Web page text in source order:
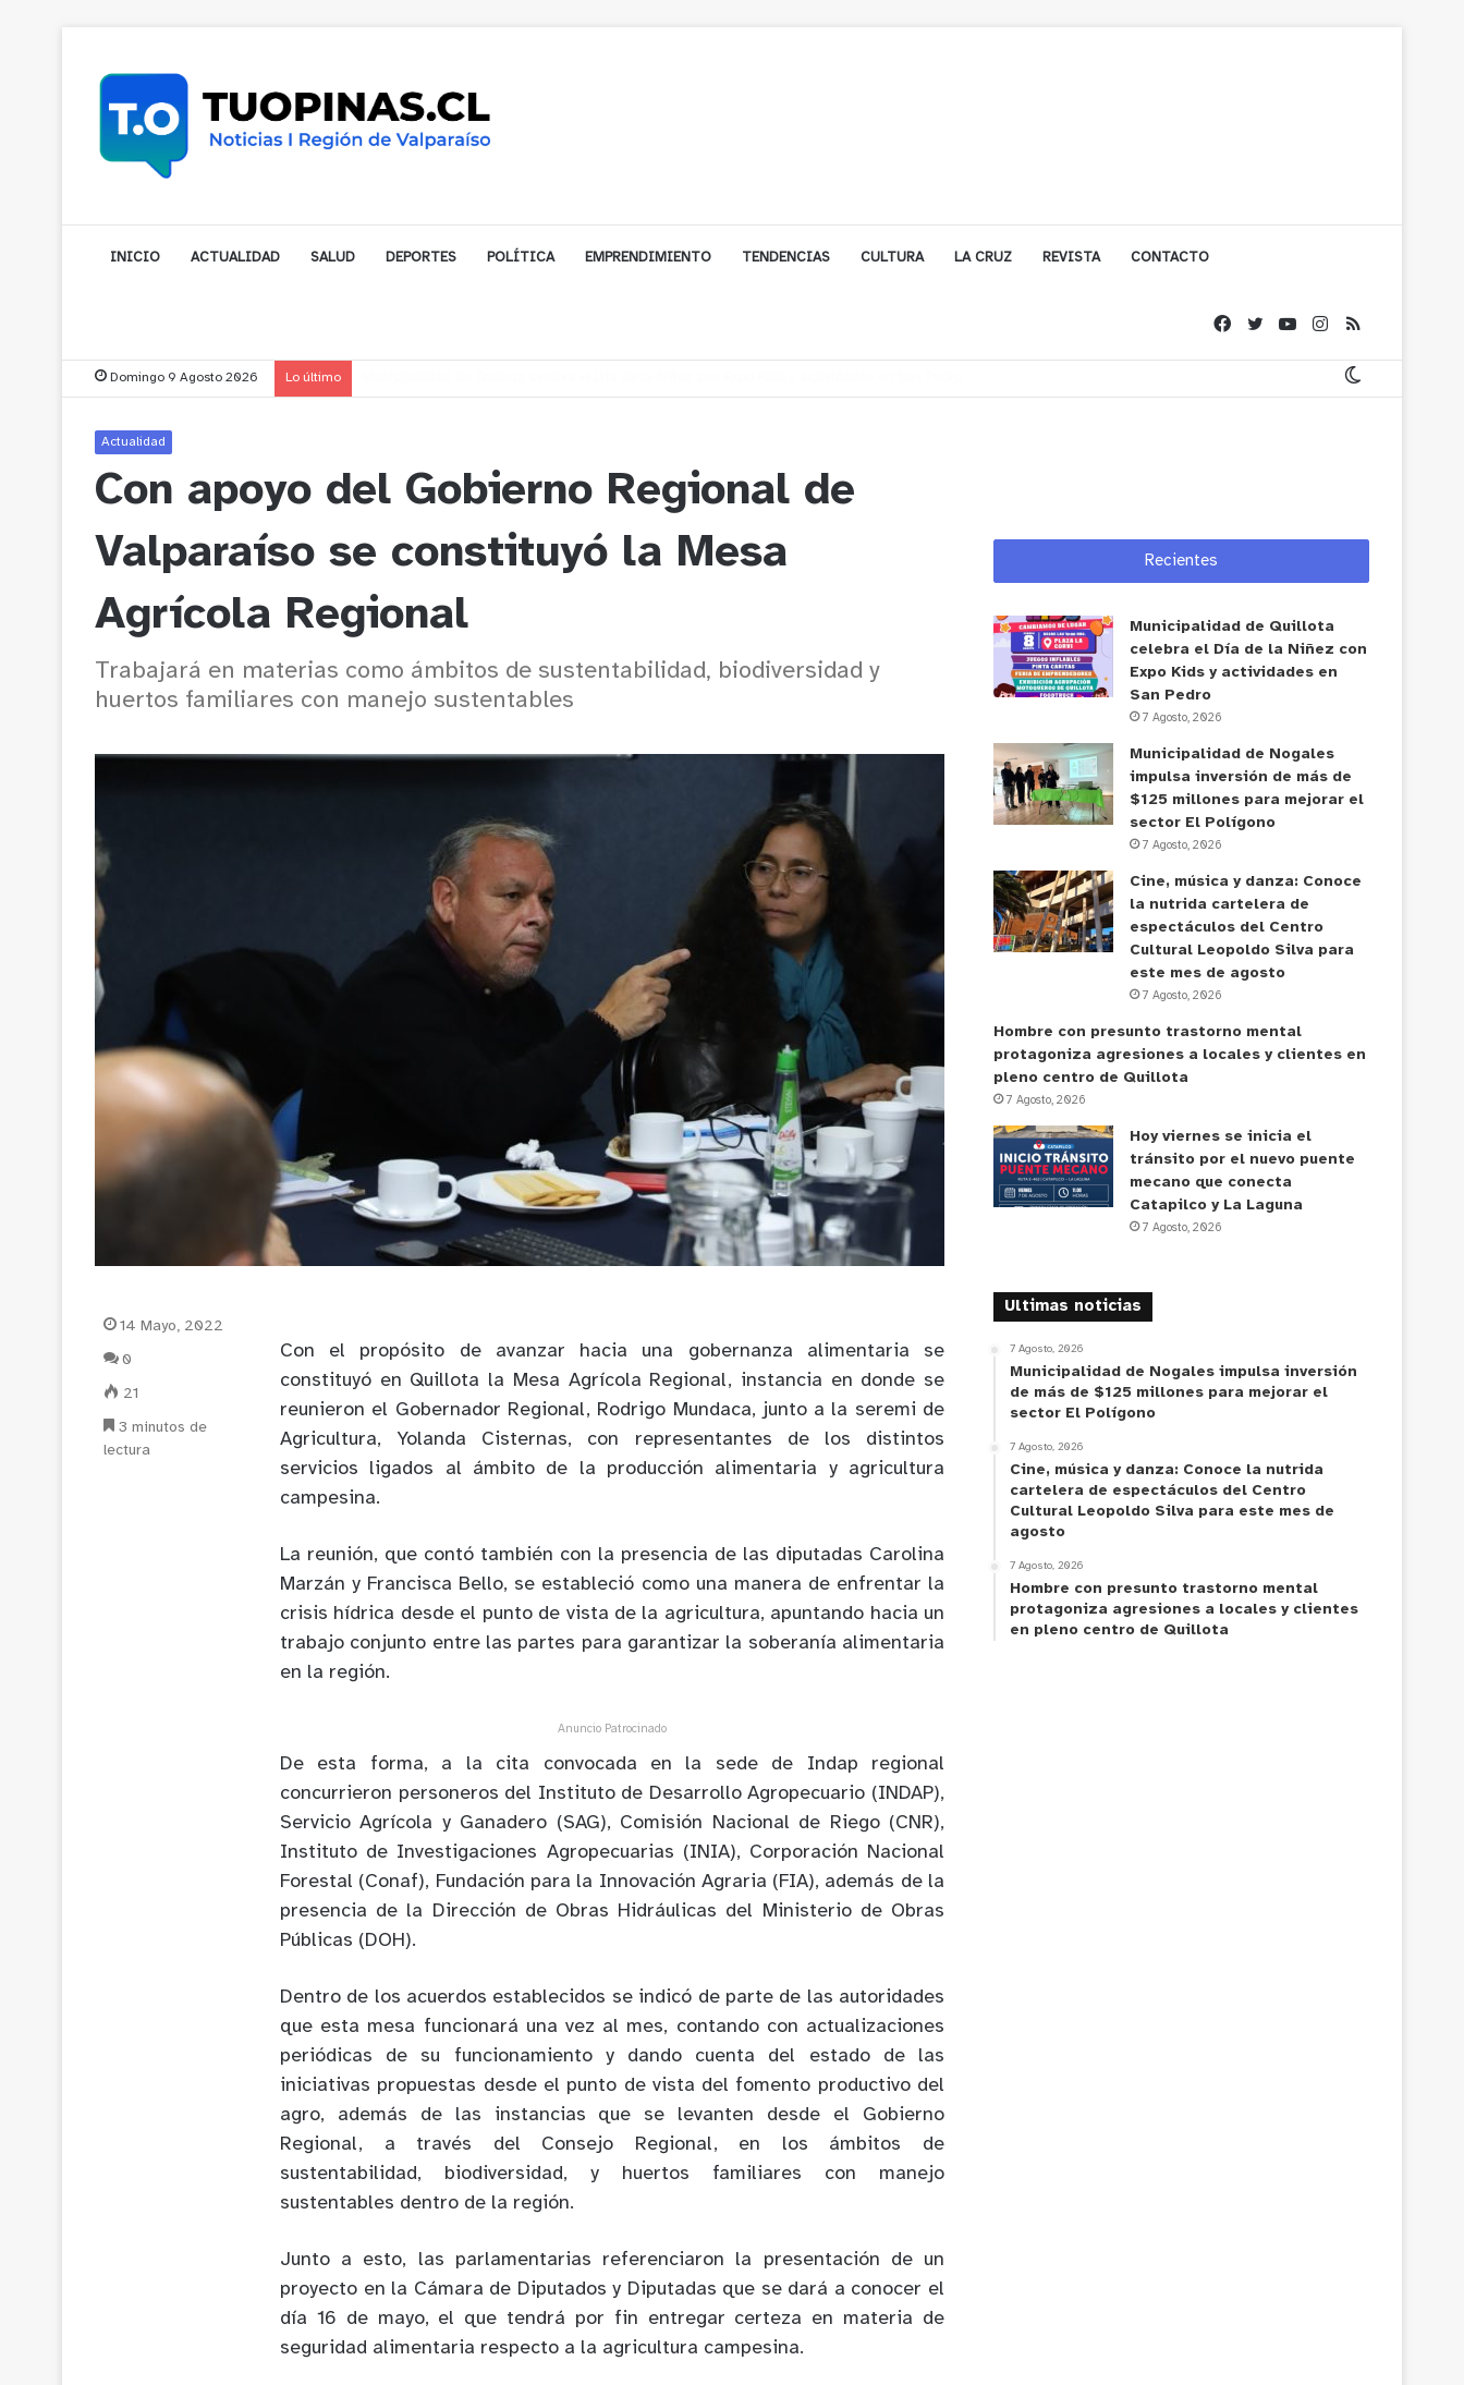
INICIO ACTUALIDAD SALUD DEPORTES POLÍTICA EMPRENDIMIENTO TENDENCIAS CULTURA LA CRUZ REVISTA CONTACTO
Domingo 9 Agosto 2026 Lo último
Actualidad
Con apoyo del Gobierno Regional de
Valparaíso se constituyó la Mesa
Agrícola Regional
Trabajará en materias como ámbitos de sustentabilidad, biodiversidad y
huertos familiares con manejo sustentables
Con el propósito de avanzar hacia una gobernanza alimentaria se
constituyó en Quillota la Mesa Agrícola Regional, instancia en donde se
reunieron el Gobernador Regional, Rodrigo Mundaca, junto a la seremi de
Agricultura, Yolanda Cisternas, con representantes de los distintos
servicios ligados al ámbito de la producción alimentaria y agricultura
campesina.
La reunión, que contó también con la presencia de las diputadas Carolina
Marzán y Francisca Bello, se estableció como una manera de enfrentar la
crisis hídrica desde el punto de vista de la agricultura, apuntando hacia un
trabajo conjunto entre las partes para garantizar la soberanía alimentaria
en la región.
Anuncio Patrocinado
De esta forma, a la cita convocada en la sede de Indap regional
concurrieron personeros del Instituto de Desarrollo Agropecuario (INDAP),
Servicio Agrícola y Ganadero (SAG), Comisión Nacional de Riego (CNR),
Instituto de Investigaciones Agropecuarias (INIA), Corporación Nacional
Forestal (Conaf), Fundación para la Innovación Agraria (FIA), además de la
presencia de la Dirección de Obras Hidráulicas del Ministerio de Obras
Públicas (DOH).
Dentro de los acuerdos establecidos se indicó de parte de las autoridades
que esta mesa funcionará una vez al mes, contando con actualizaciones
periódicas de su funcionamiento y dando cuenta del estado de las
iniciativas propuestas desde el punto de vista del fomento productivo del
agro, además de las instancias que se levanten desde el Gobierno
Regional, a través del Consejo Regional, en los ámbitos de
sustentabilidad, biodiversidad, y huertos familiares con manejo
sustentables dentro de la región.
Junto a esto, las parlamentarias referenciaron la presentación de un
proyecto en la Cámara de Diputados y Diputadas que se dará a conocer el
día 16 de mayo, el que tendrá por fin entregar certeza en materia de
seguridad alimentaria respecto a la agricultura campesina.
14 Mayo, 2022
0
21
3 minutos de
lectura
Recientes
Municipalidad de Quillota
celebra el Día de la Niñez con
Expo Kids y actividades en
San Pedro
7 Agosto, 2026
Municipalidad de Nogales
impulsa inversión de más de
$125 millones para mejorar el
sector El Polígono
7 Agosto, 2026
Cine, música y danza: Conoce
la nutrida cartelera de
espectáculos del Centro
Cultural Leopoldo Silva para
este mes de agosto
7 Agosto, 2026
Hombre con presunto trastorno mental
protagoniza agresiones a locales y clientes en
pleno centro de Quillota
7 Agosto, 2026
Hoy viernes se inicia el
tránsito por el nuevo puente
mecano que conecta
Catapilco y La Laguna
7 Agosto, 2026
Ultimas noticias
7 Agosto, 2026
Municipalidad de Nogales impulsa inversión
de más de $125 millones para mejorar el
sector El Polígono
7 Agosto, 2026
Cine, música y danza: Conoce la nutrida
cartelera de espectáculos del Centro
Cultural Leopoldo Silva para este mes de
agosto
7 Agosto, 2026
Hombre con presunto trastorno mental
protagoniza agresiones a locales y clientes
en pleno centro de Quillota